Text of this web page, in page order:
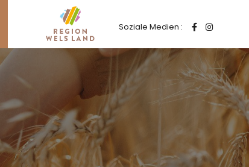
Soziale Medien :